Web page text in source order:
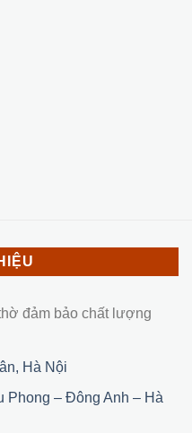
đảm bảo chất lượng
Hà Nội
Phong – Đông Anh – Hà